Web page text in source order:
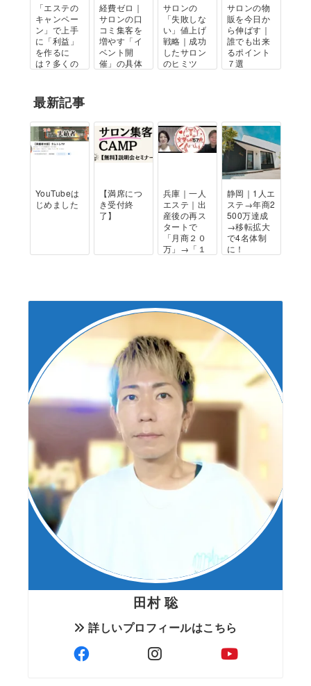
「エステの
キャンペー
ン」で上手
に「利益」
を作るに
は？多くの
経費ゼロ｜
サロンの口
コミ集客を
増やす「イ
ベント開
催」の具体
サロンの
「失敗しな
い」値上げ
戦略｜成功
したサロン
のヒミツ
サロンの物
販を今日か
ら伸ばす｜
誰でも出来
るポイント
７選
最新記事
YouTubeは
じめました
【満席につ
き受付終
了】
兵庫｜一人
エステ｜出
産後の再ス
タートで
「月商２０
万」→「１
静岡｜1人エ
ステ→年商2
500万達成
→移転拡大
で4名体制
に！
田村 聡
詳しいプロフィールはこちら